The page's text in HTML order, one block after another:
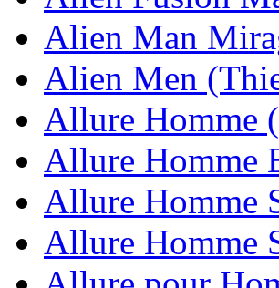
Alien Man
Alien Men
Allure Homme
Allure Homme
Allure Homme
Allure Homme